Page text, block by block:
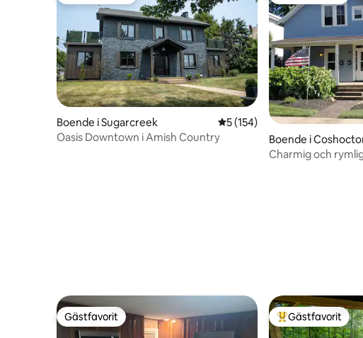
Boende i Sugarcreek 5 av 5 i genomsnittligt betyg,
5 (154)
Oasis Downtown i Amish Country
Boende i
Charmig och
Gästfavorit
Gästfavorit Populär
Gästfavorit